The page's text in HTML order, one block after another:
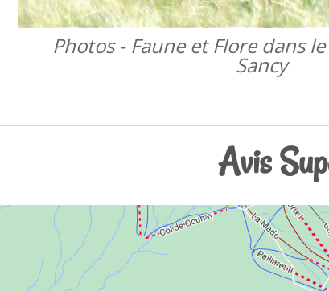
Photos - Faune et Flore dans
Sancy
Avis